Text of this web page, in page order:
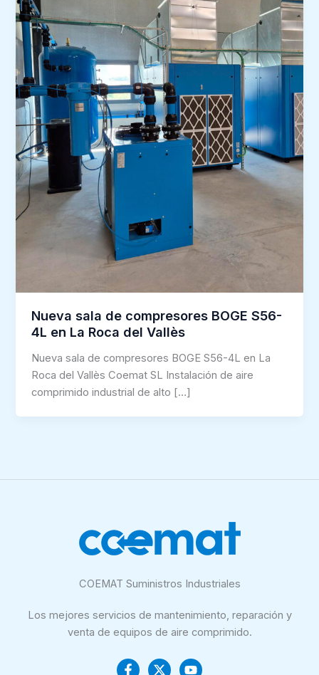
Nueva sala de compresores BOGE S56-
4L en La Roca del Vallès
Nueva sala de compresores BOGE S56-4L en La
Roca del Vallès Coemat SL Instalación de aire
comprimido industrial de alto […]
COEMAT Suministros Industriales
Los mejores servicios de mantenimiento, reparación y
venta de equipos de aire comprimido.